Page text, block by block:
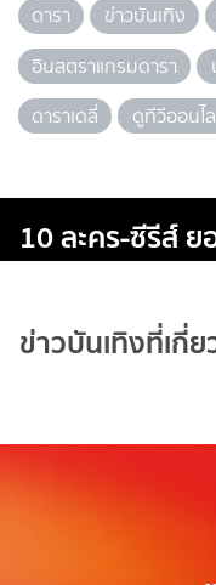
ดารา ข่าวบันเทิง
อินสตราแกรมดารา
ดาราเดลี่
ดูทีวีออนไ
10 ละคร-ซีรีส์
ข่าวบันเทิงที่เกี่